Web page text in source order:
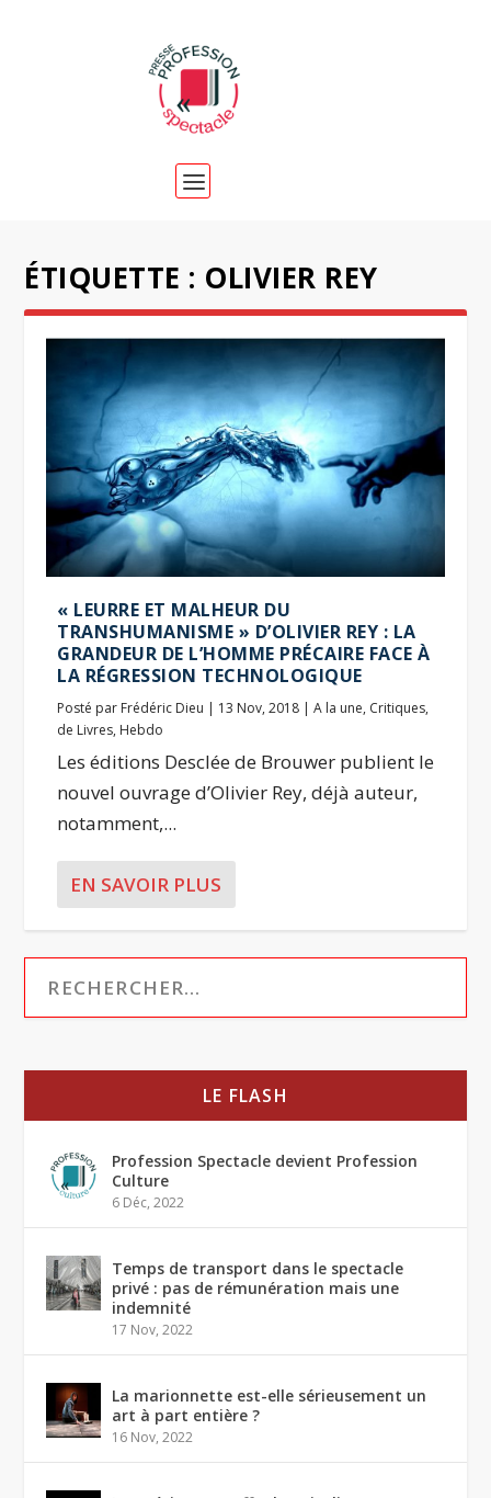
ÉTIQUETTE : OLIVIER REY
« LEURRE ET MALHEUR DU
TRANSHUMANISME » D’OLIVIER REY : LA
GRANDEUR DE L’HOMME PRÉCAIRE FACE À
LA RÉGRESSION TECHNOLOGIQUE
Posté par Frédéric Dieu | 13 Nov, 2018 |A la une, Critiques,
de Livres, Hebdo
Les éditions Desclée de Brouwer publient le
nouvel ouvrage d’Olivier Rey, déjà auteur,
notamment,...
EN SAVOIR PLUS
LE FLASH
Profession Spectacle devient Profession
Culture
6 Déc, 2022
Temps de transport dans le spectacle
privé : pas de rémunération mais une
indemnité
17 Nov, 2022
La marionnette est-elle sérieusement un
art à part entière ?
16 Nov, 2022